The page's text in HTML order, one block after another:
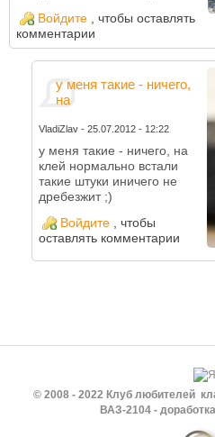
Войдите , чтобы оставлять
комментарии
у меня такие - ничего,
на
VladiZlav- 25.07.2012 - 12:22
у меня такие - ничего, на
клей нормально встали
такие штуки иничего не
дребезжит ;)
Войдите , чтобы
оставлять комментарии
© 2008 - 2022 Клуб любителей
ВАЗ-2104 -